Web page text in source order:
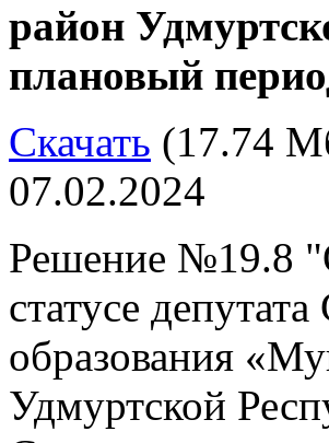
район
плановый
Скачать (17.74
07.02.2024
Решение №19.8
статусе
образования
Удмуртской